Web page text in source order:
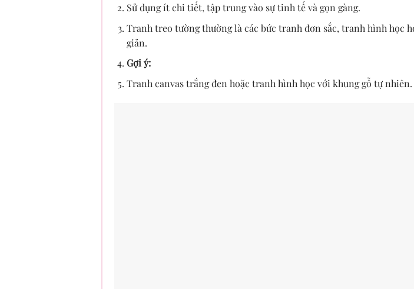
Sử dụng ít chi tiết, tập trung vào sự tinh tế và gọn gàng.
Tranh treo tường thường là các bức tranh đơn sắc, tranh hình học
giản.
Gợi ý:
Tranh canvas trắng đen hoặc tranh hình học với khung gỗ tự nhiên.